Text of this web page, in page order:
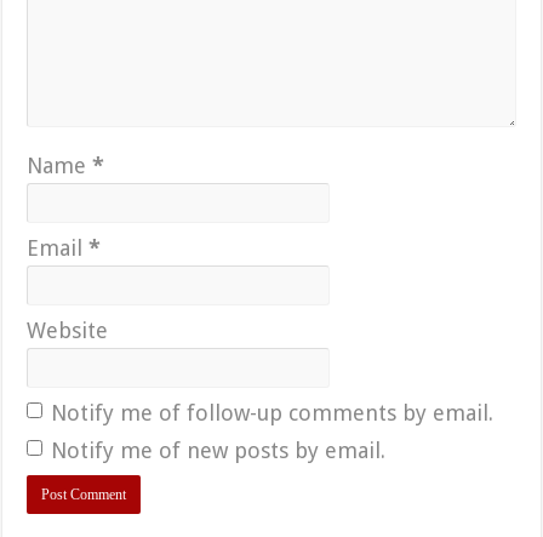
Name*
Email*
Website
Notify me of follow-up comments by email.
Notify me of new posts by email.